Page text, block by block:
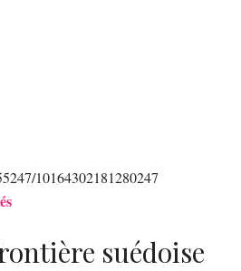
10164302181280247
suédoise